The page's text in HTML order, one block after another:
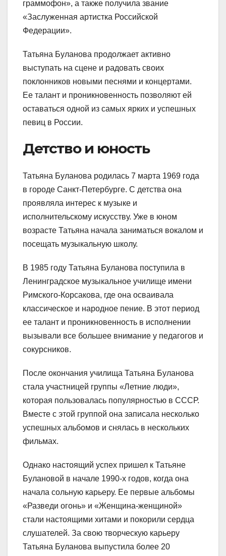
граммофон», а также получила звание
«Заслуженная артистка Российской
Федерации».
Татьяна Буланова продолжает активно
выступать на сцене и радовать своих
поклонников новыми песнями и концертами.
Ее талант и проникновенность позволяют ей
оставаться одной из самых ярких и успешных
певиц в России.
Детство и юность
Татьяна Буланова родилась 7 марта 1969 года
в городе Санкт-Петербурге. С детства она
проявляла интерес к музыке и
исполнительскому искусству. Уже в юном
возрасте Татьяна начала заниматься вокалом и
посещать музыкальную школу.
В 1985 году Татьяна Буланова поступила в
Ленинградское музыкальное училище имени
Римского-Корсакова, где она осваивала
классическое и народное пение. В этот период
ее талант и проникновенность в исполнении
вызывали все большее внимание у педагогов и
сокурсников.
После окончания училища Татьяна Буланова
стала участницей группы «Летние люди»,
которая пользовалась популярностью в СССР.
Вместе с этой группой она записала несколько
успешных альбомов и снялась в нескольких
фильмах.
Однако настоящий успех пришел к Татьяне
Булановой в начале 1990-х годов, когда она
начала сольную карьеру. Ее первые альбомы
«Разведи огонь» и «Женщина-женщиной»
стали настоящими хитами и покорили сердца
слушателей. За свою творческую карьеру
Татьяна Буланова выпустила более 20